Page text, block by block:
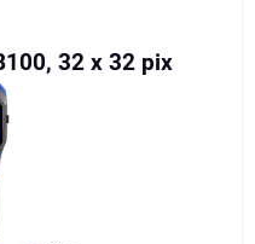
32 x 32 pix